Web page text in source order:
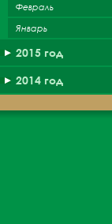
Февраль
Январь
2015 год
2014 год